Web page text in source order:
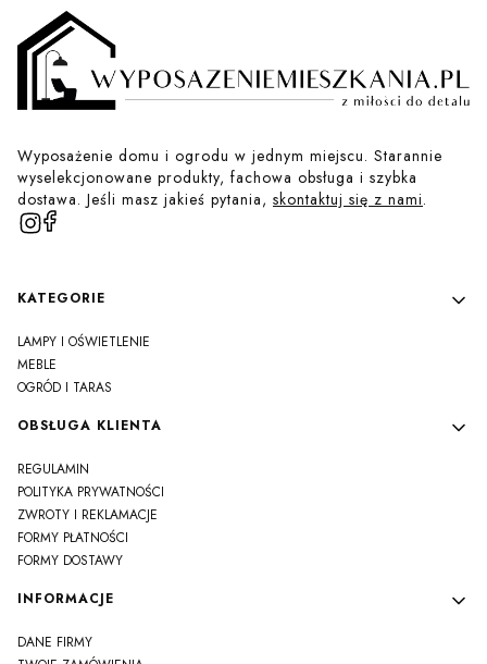
Wyposażenie domu i ogrodu w jednym miejscu. Starannie
wyselekcjonowane produkty, fachowa obsługa i szybka
dostawa. Jeśli masz jakieś pytania, skontaktuj się z nami.
Linki w stopce
KATEGORIE
LAMPY I OŚWIETLENIE
MEBLE
OGRÓD I TARAS
OBSŁUGA KLIENTA
REGULAMIN
POLITYKA PRYWATNOŚCI
ZWROTY I REKLAMACJE
FORMY PŁATNOŚCI
FORMY DOSTAWY
INFORMACJE
DANE FIRMY